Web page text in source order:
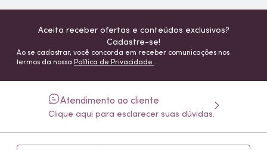
Aceita receber ofertas e conteúdos exclusivos?
Cadastre-se!
Ao se cadastrar, você concorda em receber comunicações nos
termos da nossa Política de Privacidade .
Atendimento ao cliente
Clique aqui para esclarecer suas dúvidas.